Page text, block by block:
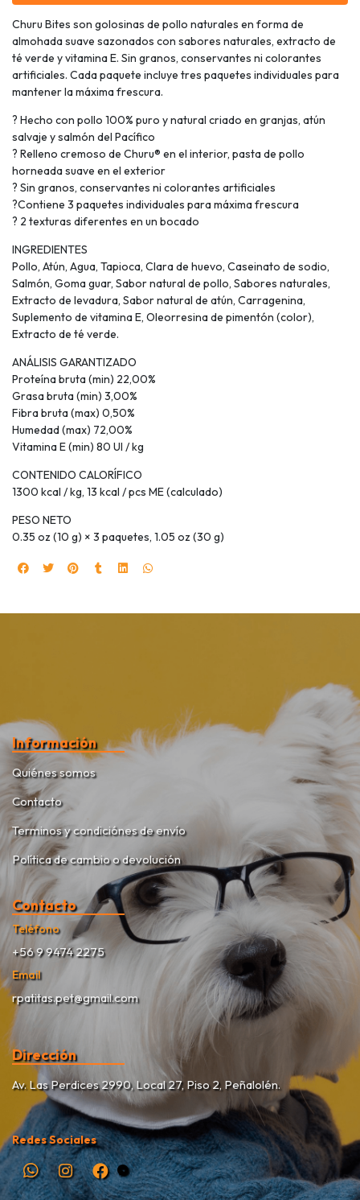
Churu Bites son golosinas de pollo naturales en forma de
almohada suave sazonados con sabores naturales, extracto de
té verde y vitamina E. Sin granos, conservantes ni colorantes
artificiales. Cada paquete incluye tres paquetes individuales para
mantener la máxima frescura.
? Hecho con pollo 100% puro y natural criado en granjas, atún
salvaje y salmón del Pacífico
? Relleno cremoso de Churu® en el interior, pasta de pollo
horneada suave en el exterior
? Sin granos, conservantes ni colorantes artificiales
?Contiene 3 paquetes individuales para máxima frescura
? 2 texturas diferentes en un bocado
INGREDIENTES
Pollo, Atún, Agua, Tapioca, Clara de huevo, Caseinato de sodio,
Salmón, Goma guar, Sabor natural de pollo, Sabores naturales,
Extracto de levadura, Sabor natural de atún, Carragenina,
Suplemento de vitamina E, Oleorresina de pimentón (color),
Extracto de té verde.
ANÁLISIS GARANTIZADO
Proteína bruta (min) 22,00%
Grasa bruta (min) 3,00%
Fibra bruta (max) 0,50%
Humedad (max) 72,00%
Vitamina E (min) 80 UI / kg
CONTENIDO CALORÍFICO
1300 kcal / kg, 13 kcal / pcs ME (calculado)
PESO NETO
0.35 oz (10 g) × 3 paquetes, 1.05 oz (30 g)
Información
Quiénes somos
Contacto
Terminos y condiciónes de envío
Política de cambio o devolución
Contacto
Teléfono
+56 9 9474 2275
Email
rpatitas.pet@gmail.com
Dirección
Av. Las Perdices 2990, Local 27, Piso 2, Peñalolén.
Redes Sociales